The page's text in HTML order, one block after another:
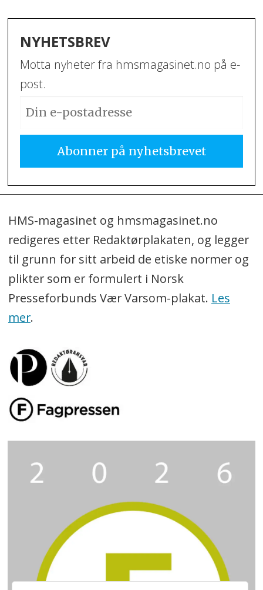
NYHETSBREV
Motta nyheter fra hmsmagasinet.no på e-
post.
HMS-magasinet og hmsmagasinet.no
redigeres etter Redaktørplakaten, og legger
til grunn for sitt arbeid de etiske normer og
plikter som er formulert i Norsk
Presseforbunds Vær Varsom-plakat. Les
mer.